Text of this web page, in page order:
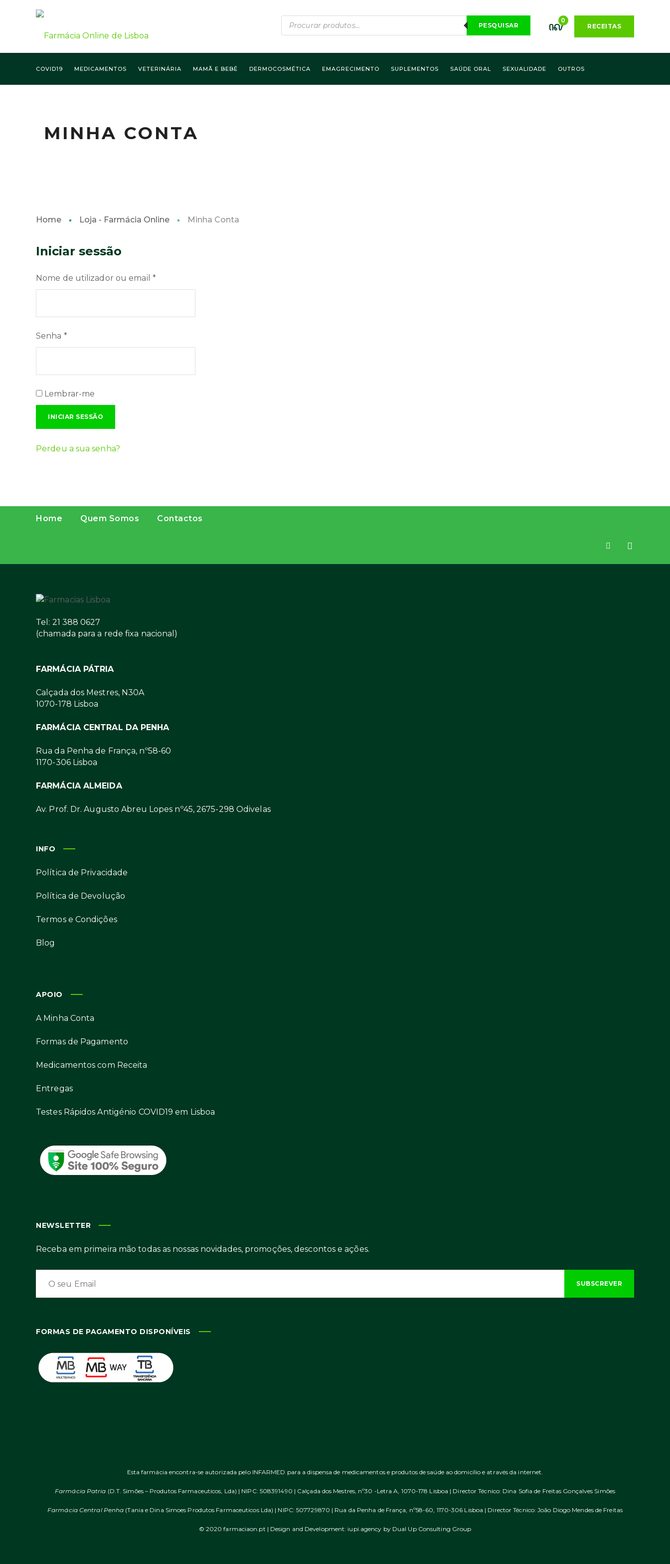
RECEITAS
0
Products
search
PESQUISAR
COVID19 MEDICAMENTOS VETERINÁRIA MAMÃ E BEBÉ DERMOCOSMÉTICA EMAGRECIMENTO SUPLEMENTOS SAÚDE ORAL SEXUALIDADE OUTROS
MINHA CONTA
Home Loja - Farmácia Online Minha Conta
Iniciar sessão
Nome de utilizador ou email *
Senha *
Lembrar-me
INICIAR SESSÃO
Perdeu a sua senha?
Home Quem Somos Contactos
Tel: 21 388 0627
(chamada para a rede fixa nacional)
FARMÁCIA PÁTRIA
Calçada dos Mestres, N30A
1070-178 Lisboa
FARMÁCIA CENTRAL DA PENHA
Rua da Penha de França, nº58-60
1170-306 Lisboa
FARMÁCIA ALMEIDA
Av. Prof. Dr. Augusto Abreu Lopes nº45, 2675-298 Odivelas
INFO
Política de Privacidade
Política de Devolução
Termos e Condições
Blog
APOIO
A Minha Conta
Formas de Pagamento
Medicamentos com Receita
Entregas
Testes Rápidos Antigénio COVID19 em Lisboa
NEWSLETTER
Receba em primeira mão todas as nossas novidades, promoções, descontos e ações.
FORMAS DE PAGAMENTO DISPONÍVEIS
Esta farmácia encontra-se autorizada pelo INFARMED para a dispensa de medicamentos e produtos de saúde ao domicílio e através da internet.
Farmácia Patria (D.T. Simões – Produtos Farmaceuticos, Lda) | NIPC: 508391490 | Calçada dos Mestres, nº30 -Letra A, 1070-178 Lisboa | Director Técnico: Dina Sofia de Freitas Gonçalves Simões
Farmácia Central Penha (Tania e Dina Simoes Produtos Farmaceuticos Lda) | NIPC: 507729870 | Rua da Penha de França, nº58-60, 1170-306 Lisboa | Director Técnico: João Diogo Mendes de Freitas
© 2020 farmaciaon.pt | Design and Development: iupi.agency by Dual Up Consulting Group